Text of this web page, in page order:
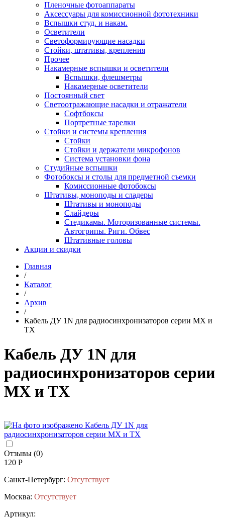
Пленочные фотоаппараты
Аксессуары для комиссионной фототехники
Вспышки студ. и накам.
Осветители
Светоформирующие насадки
Стойки, штативы, крепления
Прочее
Накамерные вспышки и осветители
Вспышки, флешметры
Накамерные осветители
Постоянный свет
Светоотражающие насадки и отражатели
Софтбоксы
Портретные тарелки
Стойки и системы крепления
Стойки
Стойки и держатели микрофонов
Система установки фона
Студийные вспышки
Фотобоксы и столы для предметной съемки
Комиссионные фотобоксы
Штативы, моноподы и сладеры
Штативы и моноподы
Слайдеры
Стедикамы. Моторизованные системы.
Автогрипы. Риги. Обвес
Штативные головы
Акции и скидки
Главная
/
Каталог
/
Архив
/
Кабель ДУ 1N для радиосинхронизаторов серии MX и
TX
Кабель ДУ 1N для
радиосинхронизаторов серии
MX и TX
Отзывы (0)
120 Р
Санкт-Петербург: Отсутствует
Москва: Отсутствует
Артикул: